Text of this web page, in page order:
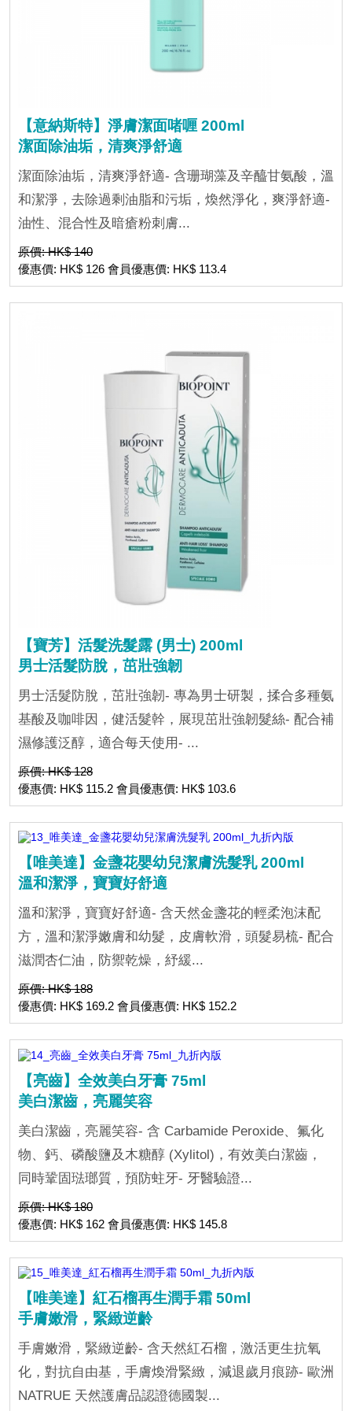
【意納斯特】淨膚潔面啫喱 200ml
潔面除油垢，清爽淨舒適
潔面除油垢，清爽淨舒適- 含珊瑚藻及辛醯甘氨酸，溫
和潔淨，去除過剩油脂和污垢，煥然淨化，爽淨舒適-
油性、混合性及暗瘡粉刺膚...
原價: HK$ 140
優惠價: HK$ 126 會員優惠價: HK$ 113.4
【寶芳】活髮洗髮露 (男士) 200ml
男士活髮防脫，茁壯強韌
男士活髮防脫，茁壯強韌- 專為男士研製，揉合多種氨
基酸及咖啡因，健活髮幹，展現茁壯強韌髮絲- 配合補
濕修護泛醇，適合每天使用- ...
原價: HK$ 128
優惠價: HK$ 115.2 會員優惠價: HK$ 103.6
【唯美達】金盞花嬰幼兒潔膚洗髮乳 200ml
溫和潔淨，寶寶好舒適
溫和潔淨，寶寶好舒適- 含天然金盞花的輕柔泡沫配
方，溫和潔淨嫩膚和幼髮，皮膚軟滑，頭髮易梳- 配合
滋潤杏仁油，防禦乾燥，紓緩...
原價: HK$ 188
優惠價: HK$ 169.2 會員優惠價: HK$ 152.2
【亮齒】全效美白牙膏 75ml
美白潔齒，亮麗笑容
美白潔齒，亮麗笑容- 含 Carbamide Peroxide、氟化
物、鈣、磷酸鹽及木糖醇 (Xylitol)，有效美白潔齒，
同時鞏固琺瑯質，預防蛀牙- 牙醫驗證...
原價: HK$ 180
優惠價: HK$ 162 會員優惠價: HK$ 145.8
【唯美達】紅石榴再生潤手霜 50ml
手膚嫩滑，緊緻逆齡
手膚嫩滑，緊緻逆齡- 含天然紅石榴，激活更生抗氧
化，對抗自由基，手膚煥滑緊緻，減退歲月痕跡- 歐洲
NATRUE 天然護膚品認證德國製...